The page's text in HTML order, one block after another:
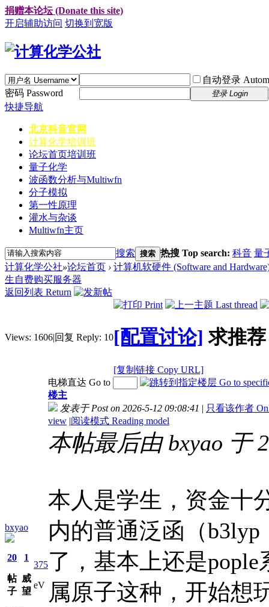
捐赠本论坛 (Donate this site)
开启辅助访问 切换到宽版
自动登录
密码 Password
登录 Login
快捷导航
北京科音官网
计算化学培训班
论坛首页培训班
量子化学
波函数分析与Multiwfn
分子模拟
第一性原理
灌水与杂谈
Multiwfn主页
搜索 搜索 热搜 Top search: 科音 量
计算化学公社»论坛首页 › 计算机软硬件 (Software and
生自费购买服务器
返回列表 Return
Views: 1606|回复 Reply: 10[配置讨论] 求推
[复制链接 Copy URL]
bxyao
20
帖
子
1
威
望
375
eV
电梯直达 Go to
楼主
发表于 Post on 2026-5-12 09:08:41 | 只看该作者
view |阅读模式 Reading model
本帖最后由 bxyao 于
本人是学生，资金十
内的普通泛函（b3lyp
了，基本上还是
属原子这种，开始想